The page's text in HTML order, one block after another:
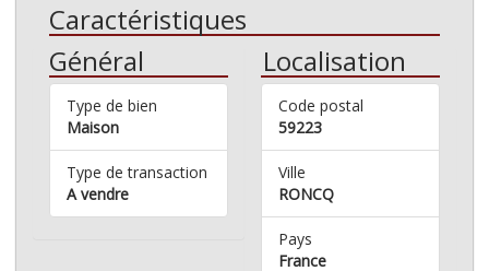
Caractéristiques
Général
Type de bien
Maison
Type de transaction
A vendre
Localisation
Code postal
59223
Ville
RONCQ
Pays
France